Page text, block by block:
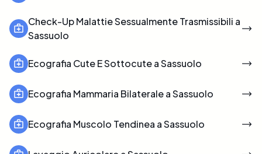
Check-Up Malattie Sessualmente Trasmissibili a
Sassuolo
Ecografia Cute E Sottocute a Sassuolo
Ecografia Mammaria Bilaterale a Sassuolo
Ecografia Muscolo Tendinea a Sassuolo